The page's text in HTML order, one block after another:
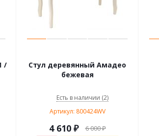
/
Стул деревянный Амадео
бежевая
Есть в наличии (2)
Артикул: 800424WV
4 610₽ 6 000₽